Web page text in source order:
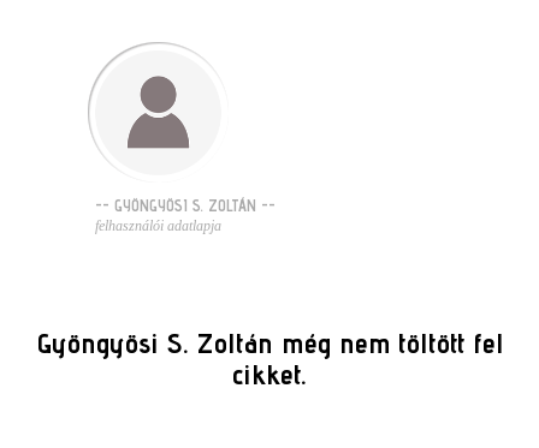
-- GYÖNGYÖSI S. ZOLTÁN --
felhasználói adatlapja
Gyöngyösi S. Zoltán még nem töltött fel
cikket.